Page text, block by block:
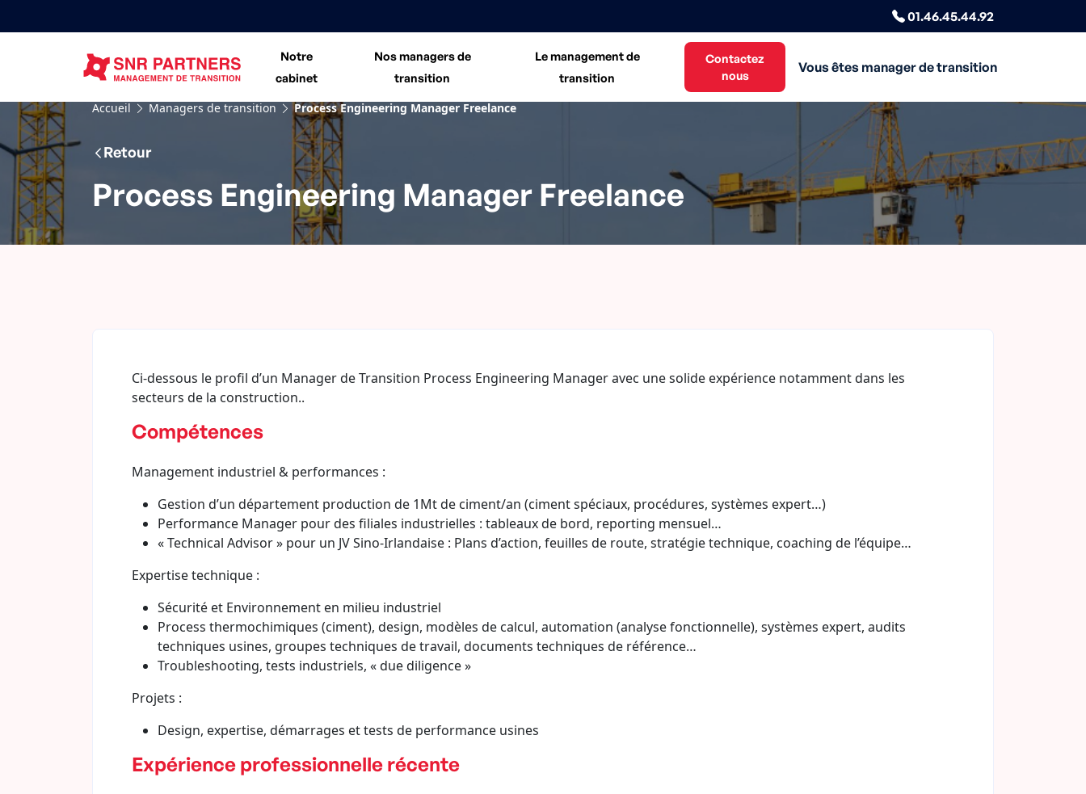
01.46.45.44.92
Notre
cabinet
Nos managers de
transition
Le management de
transition
Contactez
nous
Vous êtes manager de transition
Accueil Managers de transition Process Engineering Manager Freelance
Retour
Process Engineering Manager Freelance
Ci-dessous le profil d’un Manager de Transition Process Engineering Manager avec une solide expérience notamment dans les
secteurs de la construction..
Compétences
Management industriel & performances :
Gestion d’un département production de 1Mt de ciment/an (ciment spéciaux, procédures, systèmes expert…)
Performance Manager pour des filiales industrielles : tableaux de bord, reporting mensuel…
« Technical Advisor » pour un JV Sino-Irlandaise : Plans d’action, feuilles de route, stratégie technique, coaching de l’équipe…
Expertise technique :
Sécurité et Environnement en milieu industriel
Process thermochimiques (ciment), design, modèles de calcul, automation (analyse fonctionnelle), systèmes expert, audits
techniques usines, groupes techniques de travail, documents techniques de référence…
Troubleshooting, tests industriels, « due diligence »
Projets :
Design, expertise, démarrages et tests de performance usines
Expérience professionnelle récente